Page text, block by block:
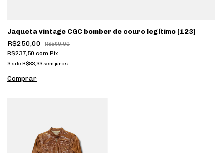
Jaqueta vintage CGC bomber de couro legítimo [123]
R$250,00
R$500,00
R$237,50 com Pix
3x de R$83,33 sem juros